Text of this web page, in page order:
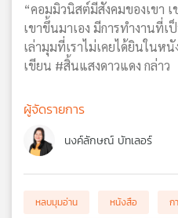
“คอมมิวนิสต์มีสังคมของเขา
เขาขึ้นมาเอง มีการทำงานที่
เล่ามุมที่เราไม่เคยได้ยินในห
เขียน #สิ้นแสงดาวแดง กล่าว
ผู้จัดรายการ
นงค์ลักษณ์ บัทเลอร์
หลบมุมอ่าน หนังสือ ก